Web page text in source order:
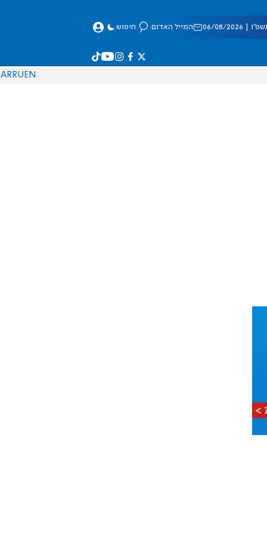
08/2026 המייל האדום חיפוש
EN
RU
AR